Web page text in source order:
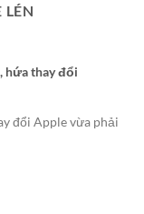
LÉN
hứa thay đổi
đổi Apple vừa phải